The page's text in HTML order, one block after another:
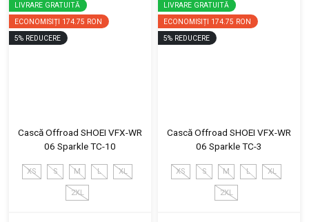
LIVRARE GRATUITĂ
ECONOMISIȚI 174.75 RON
5% REDUCERE
Cască Offroad SHOEI VFX-WR
06 Sparkle TC-10
XS S M L XL
2XL
LIVRARE GRATUITĂ
ECONOMISIȚI 174.75 RON
5% REDUCERE
Cască Offroad SHOEI VFX-WR
06 Sparkle TC-3
XS S M L XL
2XL